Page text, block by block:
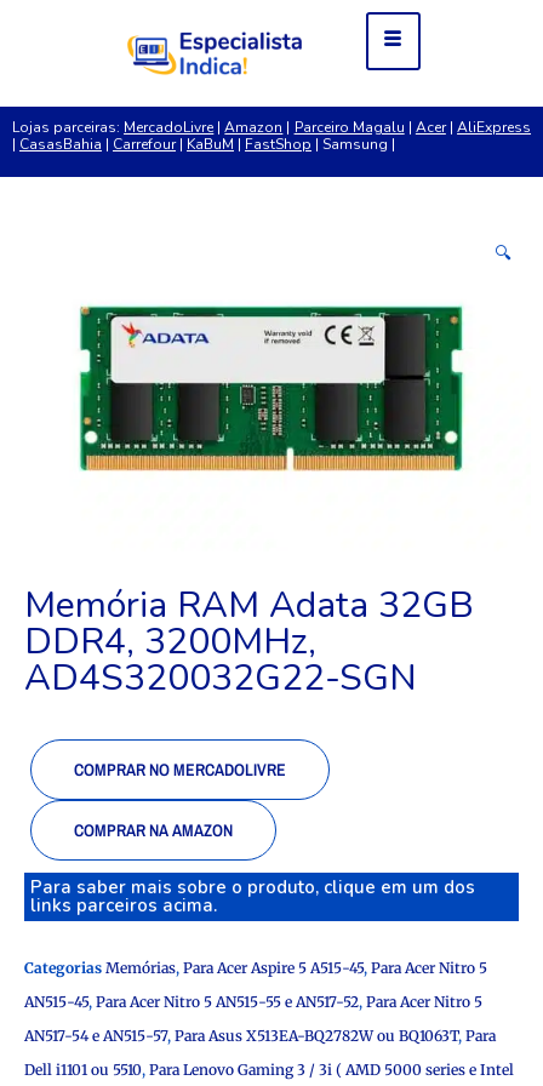
Lojas parceiras: MercadoLivre | Amazon | Parceiro Magalu | Acer|AliExpress
| CasasBahia | Carrefour| KaBuM | FastShop | Samsung |
🔍
Memória RAM Adata 32GB
DDR4, 3200MHz,
AD4S320032G22-SGN
COMPRAR NO MERCADOLIVRE
COMPRAR NA AMAZON
Para saber mais sobre o produto, clique em um dos
links parceiros acima.
Categorias Memórias, Para Acer Aspire 5 A515-45, Para Acer Nitro 5
AN515-45, Para Acer Nitro 5 AN515-55 e AN517-52, Para Acer Nitro 5
AN517-54 e AN515-57, Para Asus X513EA-BQ2782W ou BQ1063T, Para
Dell i1101 ou 5510, Para Lenovo Gaming 3 / 3i ( AMD 5000 series e Intel